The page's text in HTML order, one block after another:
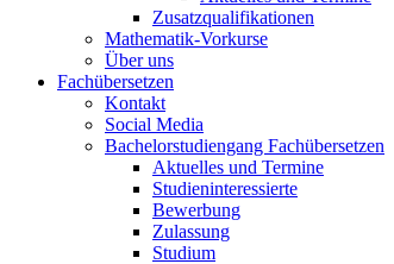
Zusatzqualifikationen
Mathematik-Vorkurse
Über uns
Fachübersetzen
Kontakt
Social Media
Bachelorstudiengang Fachübersetzen
Aktuelles und Termine
Studieninteressierte
Bewerbung
Zulassung
Studium